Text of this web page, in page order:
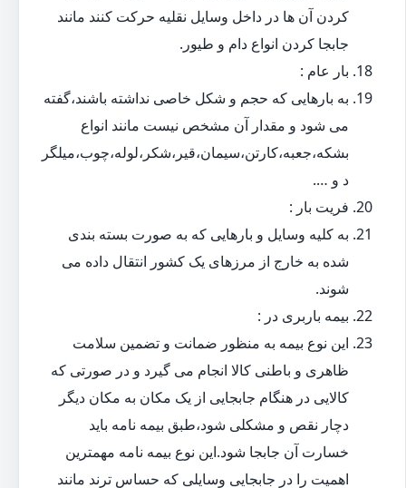
کردن آن ها در داخل وسایل نقلیه حرکت کنند مانند
جابجا کردن انواع دام و طیور.
بار عام :
به بارهایی که حجم و شکل خاصی نداشته باشند،گفته
می شود و مقدار آن مشخص نیست مانند انواع
بشکه،جعبه،کارتن،سیمان،قیر،شکر،لوله،چوب،میلگر
د و ….
فریت بار :
به کلیه وسایل و بارهایی که به صورت بسته بندی
شده به خارج از مرزهای یک کشور انتقال داده می
شوند.
بیمه باربری در :
این نوع بیمه به منظور ضمانت و تضمین سلامت
ظاهری و باطنی کالا انجام می گیرد و در صورتی که
کالایی در هنگام جابجایی از یک مکان به مکان دیگر
دچار نقص و مشکلی شود،طبق بیمه نامه باید
خسارت آن جابجا شود.این نوع بیمه نامه مهمترین
اهمیت را در جابجایی وسایلی که حساس ترند مانند